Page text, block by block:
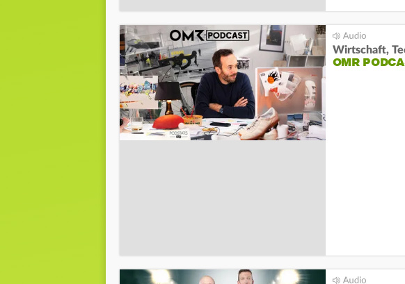
Wirtschaft,
OMR